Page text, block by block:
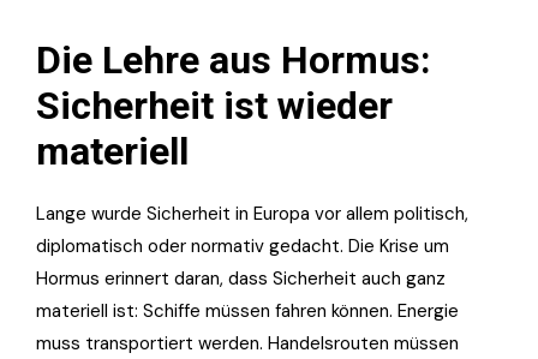
Die Lehre aus Hormus:
Sicherheit ist wieder
materiell
Lange wurde Sicherheit in Europa vor allem politisch,
diplomatisch oder normativ gedacht. Die Krise um
Hormus erinnert daran, dass Sicherheit auch ganz
materiell ist: Schiffe müssen fahren können. Energie
muss transportiert werden. Handelsrouten müssen